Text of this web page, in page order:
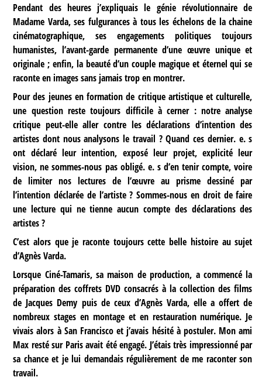
Pendant des heures j’expliquais le génie révolutionnaire de
Madame Varda, ses fulgurances à tous les échelons de la chaine
cinématographique, ses engagements politiques toujours
humanistes, l’avant-garde permanente d’une œuvre unique et
originale ; enfin, la beauté d’un couple magique et éternel qui se
raconte en images sans jamais trop en montrer.
Pour des jeunes en formation de critique artistique et culturelle,
une question reste toujours difficile à cerner : notre analyse
critique peut-elle aller contre les déclarations d’intention des
artistes dont nous analysons le travail ? Quand ces dernier. e. s
ont déclaré leur intention, exposé leur projet, explicité leur
vision, ne sommes-nous pas obligé. e. s d’en tenir compte, voire
de limiter nos lectures de l’œuvre au prisme dessiné par
l’intention déclarée de l’artiste ? Sommes-nous en droit de faire
une lecture qui ne tienne aucun compte des déclarations des
artistes ?
C’est alors que je raconte toujours cette belle histoire au sujet
d’Agnès Varda.
Lorsque Ciné-Tamaris, sa maison de production, a commencé la
préparation des coffrets DVD consacrés à la collection des films
de Jacques Demy puis de ceux d’Agnès Varda, elle a offert de
nombreux stages en montage et en restauration numérique. Je
vivais alors à San Francisco et j’avais hésité à postuler. Mon ami
Max resté sur Paris avait été engagé. J’étais très impressionné par
sa chance et je lui demandais régulièrement de me raconter son
travail.